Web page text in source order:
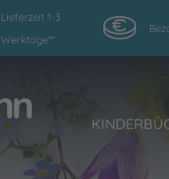
Lieferzeit 1-3
Werktage**